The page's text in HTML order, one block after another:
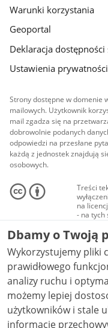
Warunki korzystania
Geoportal
Deklaracja
Ustawienia prywatności
Strony dostępne w domenie
mailowych. Użytkownik
mail zgadza się na
dobrowolnie podanych
odpowiedzi na przesłane
każdą z jednostek znajdują
osobowych.
Treści
na
- na tych
audio i
Creative
NC-ND
Dbamy o Twoją
Wykorzystujemy pliki
prawidłowego
analizy ruchu i
możemy lepiej
użytkowników i stale
informacje